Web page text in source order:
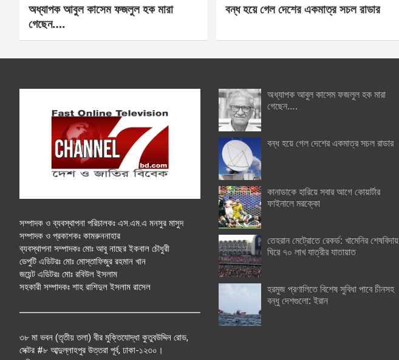
অধ্যাপক আবুল কাসেম ফজলুল হক মারা
গেছেন….
বন্ধ হয়ে গেল দেশের একমাত্র সচল রাডার
সম্পাদক ও ব্যবস্থাপনা পরিচালকঃ এস.এম.এ মনসুর মাসুদ
সম্পাদক ও প্রকাশকঃ কামরুননাহার
ব্যবস্থাপনা সম্পাদকঃ মোঃ আবু নাছের ইকবাল চৌধুরী
ডেপুটি এডিটরঃ মোঃ মোস্তাফিজুর রহমান খান
জয়েন্ট এডিটরঃ মোঃ রবিউল ইসলাম
সহকারী সম্পাদকঃ শাহ রাশিদুল ইসলাম রাসেল
৩৮ মা ভবন (তৃতীয় তলা) বীর মুক্তিযোদ্ধা কুতুবউদ্দিন রোড,
সেক্টর #৮ আব্দুল্লাহপুর উত্তরা পূর্ব, ঢাকা-১২৩০।
অধ্যাপক আবুল কাসেম ফজলুল হক মারা
গেছেন….
বন্ধ হয়ে গেল দেশের একমাত্র সচল রাডার
কানাডাকে হারিয়ে সবার আগে কোয়ার্টার
ফাইনালে মরক্কো
তেহরান মেট্রোতে রেকর্ড: খামেনির শেষবিদায়
ঘিরে ৭০ লাখ যাত্রীর যাতায়াত
হরমুজ প্রণালিতে বিশেষ সুবিধা পাবে চীনসহ
বন্ধু দেশগুলো: ইরান